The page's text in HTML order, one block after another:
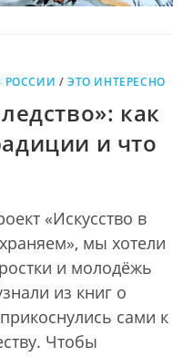
РОССИИ /ЭТО ИНТЕРЕСНО
как
и что
«Искусство в
мы хотели
и молодёжь
из книг о
сами к
Чтобы